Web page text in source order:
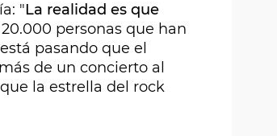
"La realidad es que
20.000 personas que han
pasando que el
de un concierto al
la estrella del rock